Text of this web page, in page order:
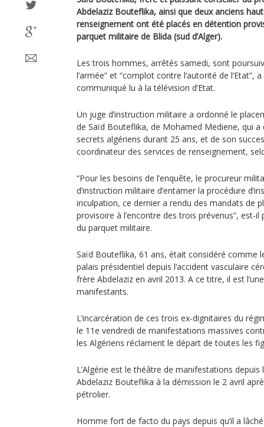
Abdelaziz Bouteflika, ainsi que deux anciens
renseignement ont été placés en détention
parquet militaire de Blida (sud d’Alger).
Les trois hommes, arrêtés samedi, sont
l’armée” et “complot contre l’autorité de l’Etat”,
communiqué lu à la télévision d’Etat.
Un juge d’instruction militaire a ordonné le
de Saïd Bouteflika, de Mohamed Mediene, qui a
secrets algériens durant 25 ans, et de son
coordinateur des services de renseignement,
“Pour les besoins de l’enquête, le procureur
d’instruction militaire d’entamer la procédure
inculpation, ce dernier a rendu des mandats de
provisoire à l’encontre des trois prévenus”, est-
du parquet militaire.
Saïd Bouteflika, 61 ans, était considéré comme
palais présidentiel depuis l’accident vasculaire
frère Abdelaziz en avril 2013. A ce titre, il est
manifestants.
L’incarcération de ces trois ex-dignitaires du
le 11e vendredi de manifestations massives
les Algériens réclament le départ de toutes les
L’Algérie est le théâtre de manifestations
Abdelaziz Bouteflika à la démission le 2 avril
pétrolier.
Homme fort de facto du pays depuis qu’il a